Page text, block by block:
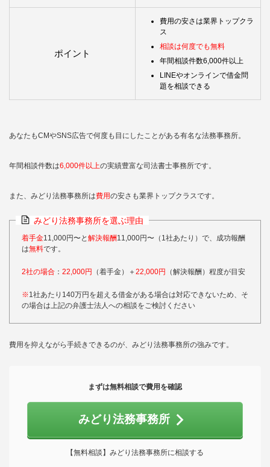
ポイント
費用の安さは業界トップクラ
ス
相談は何度でも無料
年間相談件数6,000件以上
LINEやオンラインで借金問
題を相談できる
あなたもCMやSNS広告で何度も目にしたことがある有名な法務事務所。
年間相談件数は6,000件以上の実績豊富な司法書士事務所です。
また、みどり法務事務所は費用の安さも業界トップクラスです。
みどり法務事務所を選ぶ理由
着手金11,000円〜と 解決報酬11,000円〜（1社あたり）で、成功報酬
は無料です。
2社の場合 ： 22,000円 （着手金）＋ 22,000円 （解決報酬）程度が目安
※1社あたり140万円を超える借金がある場合は対応できないため、そ
の場合は上記の弁護士法人への相談をご検討ください
費用を抑えながら手続きできるのが、みどり法務事務所の強みです。
まずは無料相談で費用を確認
みどり法務事務所
【無料相談】みどり法務事務所に相談する